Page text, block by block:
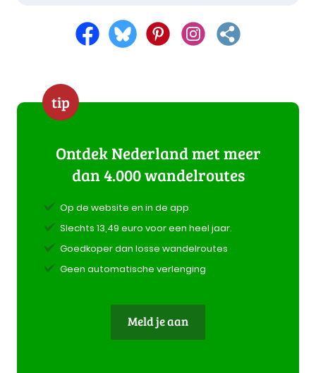
tip
Ontdek Nederland met meer
dan 4.000 wandelroutes
Op de website en in de app
Slechts 13,49 euro voor een heel jaar.
Goedkoper dan losse wandelroutes
Geen automatische verlenging
Meld je aan